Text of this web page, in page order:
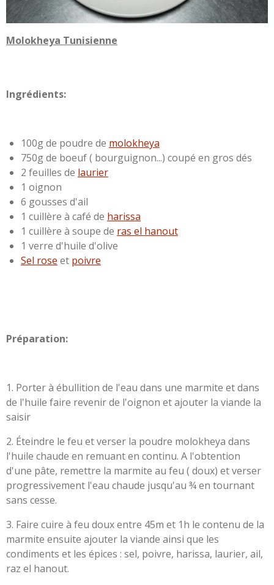
Molokheya Tunisienne
Ingrédients:
100g de poudre de molokheya
750g de boeuf ( bourguignon...) coupé en gros dés
2 feuilles de laurier
1 oignon
6 gousses d'ail
1 cuillère à café de harissa
1 cuillère à soupe de ras el hanout
1 verre d'huile d'olive
Sel rose et poivre
Préparation:
1. Porter à ébullition de l'eau dans une marmite et dans
de l'huile faire revenir de l'oignon et ajouter la viande la
saisir
2. Éteindre le feu et verser la poudre molokheya dans
l'huile chaude en remuant en continu. A l'obtention
d'une pâte, remettre la marmite au feu ( doux) et verser
progressivement l'eau chaude jusqu'au ¾ en tournant
sans cesse.
3. Faire cuire à feu doux entre 45m et 1h le contenu de la
marmite ensuite ajouter la viande ainsi que les
condiments et les épices : sel, poivre, harissa, laurier, ail,
raz el hanout.